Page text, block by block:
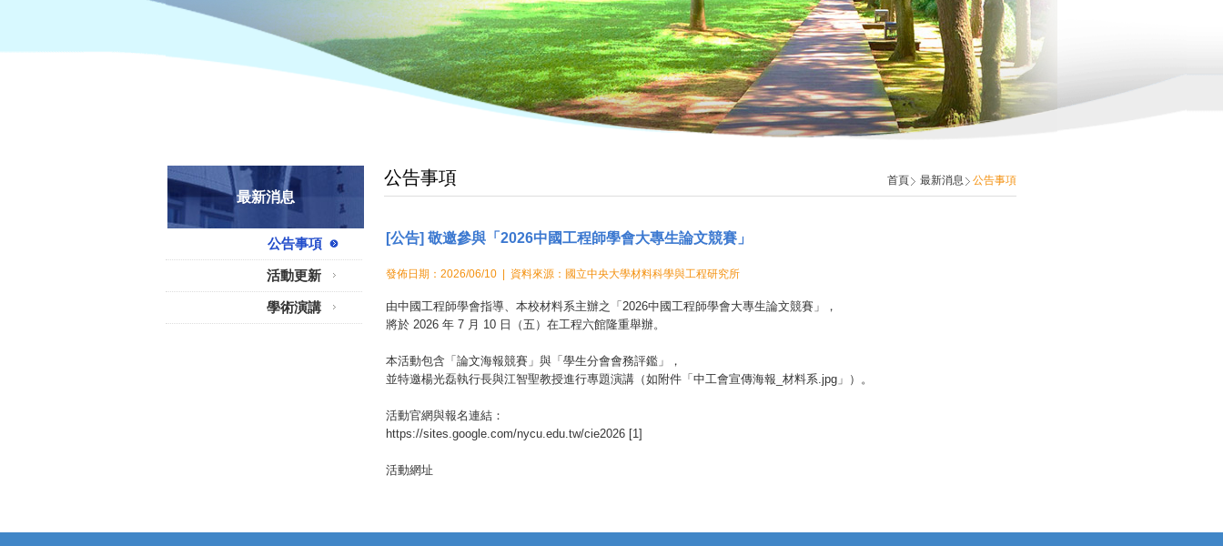
最新消息
公告事項
活動更新
學術演講
公告事項 首頁 最新消息 公告事項
[公告] 敬邀參與「2026中國工程師學會大專生論文競賽」
發佈日期：2026/06/10 | 資料來源：國立中央大學材料科學與工程研究所
由中國工程師學會指導、本校材料系主辦之「2026中國工程師學會大專生論文競賽」，
將於 2026 年 7 月 10 日（五）在工程六館隆重舉辦。
本活動包含「論文海報競賽」與「學生分會會務評鑑」，
並特邀楊光磊執行長與江智聖教授進行專題演講（如附件「中工會宣傳海報_材料系.jpg」）。
活動官網與報名連結：
https://sites.google.com/nycu.edu.tw/cie2026 [1]
活動網址